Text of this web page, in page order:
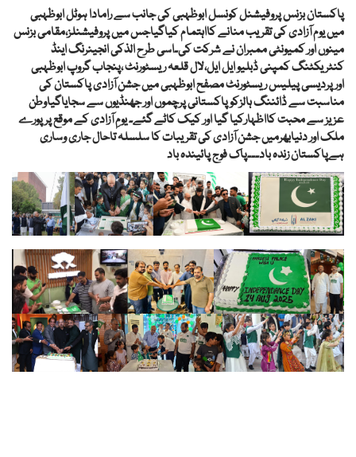
پاکستان بزنس پروفیشنل کونسل ابوظہبی کی جانب سے رامادا ہوٹل ابوظہبی
میں یوم آزادی کی تقریب منانے کااہتمام کیاگیاجس میں پروفیشنلز،مقامی بزنس
مینوں اور کمیونٹی ممبران نے شرکت کی۔اسی طرح الذکی انجینرنگ اینڈ
کنٹریکٹنگ کمپنی ڈبلیو ایل ایل،لال قلعہ ریسٹورنٹ ،پنجاب گروپ ابوظہبی
اورپردیسی پیلیس ریسٹورنٹ مصفح ابوظہبی میں جشن آزادی پاکستان کی
مناسبت سے ڈائننگ ہالزکوپاکستانی پرچموں اور جھنڈیوں سے سجایاگیاوطن
عزیز سے محبت کااظہارکیا گیا اور کیک کاٹے گئے۔ یومِ آزادی کے موقع پرپورے
ملک اور دنیابھرمیں جشن آزادی کی تقریبات کا سلسلہ تاحال جاری وساری
ہےپاکستان زندہ باد۔۔۔پاک فوج پائیندہ باد